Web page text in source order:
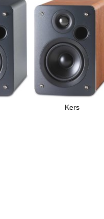
Kers